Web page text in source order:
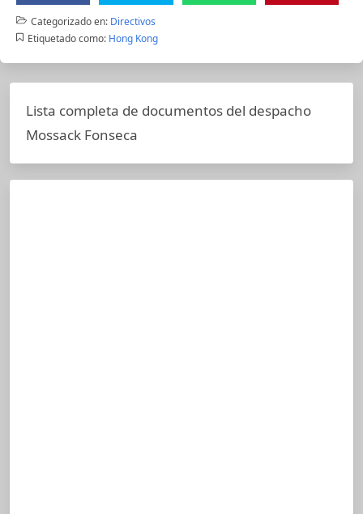
Categorizado en: Directivos
Etiquetado como: Hong Kong
Lista completa de documentos del despacho
Mossack Fonseca